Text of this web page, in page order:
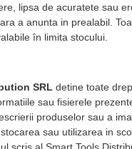
lipsa de acuratete sau
a anunta in prealabil.
în limita stocului.
SRL detine toate
sau fisierele
produselor sau a
sau utilizarea in
scris al Smart Tools